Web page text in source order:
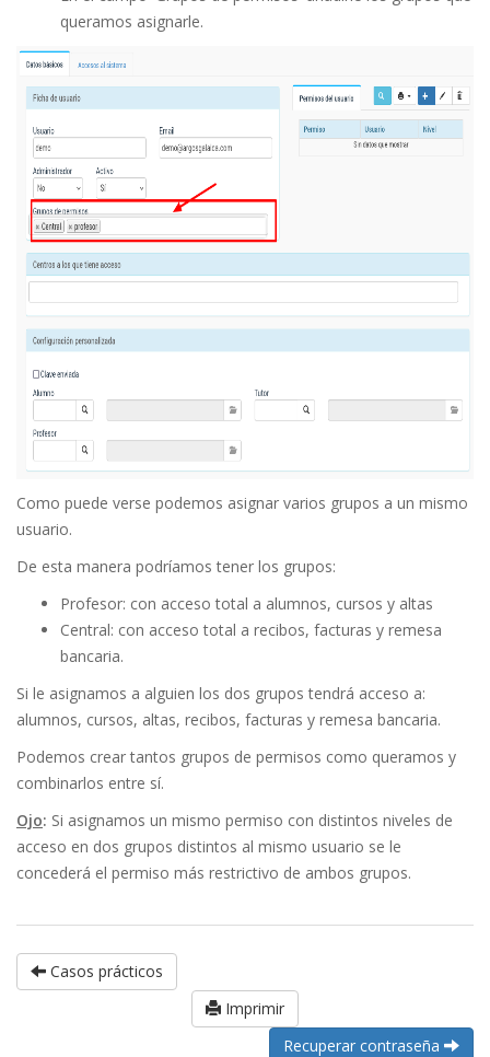
queramos asignarle.
Como puede verse podemos asignar varios grupos a un mismo
usuario.
De esta manera podríamos tener los grupos:
Profesor: con acceso total a alumnos, cursos y altas
Central: con acceso total a recibos, facturas y remesa
bancaria.
Si le asignamos a alguien los dos grupos tendrá acceso a:
alumnos, cursos, altas, recibos, facturas y remesa bancaria.
Podemos crear tantos grupos de permisos como queramos y
combinarlos entre sí.
Ojo: Si asignamos un mismo permiso con distintos niveles de
acceso en dos grupos distintos al mismo usuario se le
concederá el permiso más restrictivo de ambos grupos.
Casos prácticos
Imprimir
Recuperar contraseña